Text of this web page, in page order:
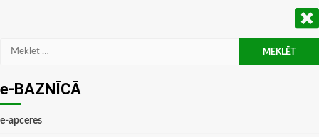
Meklēt:
e-BAZNĪCĀ
e-apceres